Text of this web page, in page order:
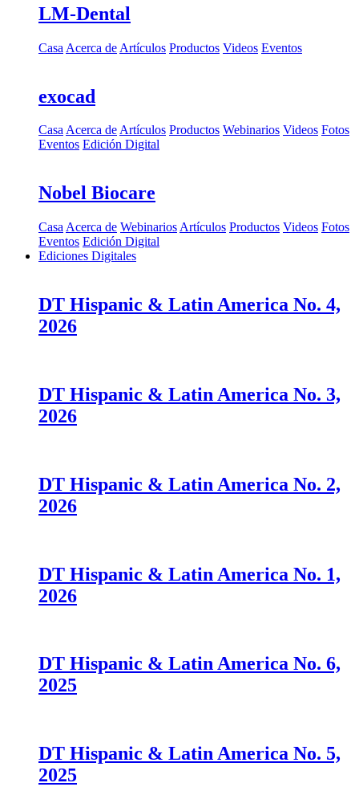
LM-Dental
Casa Acerca de Artículos Productos Videos Eventos
exocad
CasaAcerca deArtículos Productos Webinarios Videos Fotos
Eventos Edición Digital
Nobel Biocare
Casa Acerca de Webinarios Artículos Productos Videos Fotos
Eventos Edición Digital
Ediciones Digitales
DT Hispanic & Latin America No. 4,
2026
DT Hispanic & Latin America No. 3,
2026
DT Hispanic & Latin America No. 2,
2026
DT Hispanic & Latin America No. 1,
2026
DT Hispanic & Latin America No. 6,
2025
DT Hispanic & Latin America No. 5,
2025